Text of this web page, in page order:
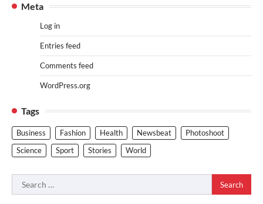
Meta
Log in
Entries feed
Comments feed
WordPress.org
Tags
Business Fashion Health Newsbeat
Photoshoot
Science
Sport Stories World
Search
for: